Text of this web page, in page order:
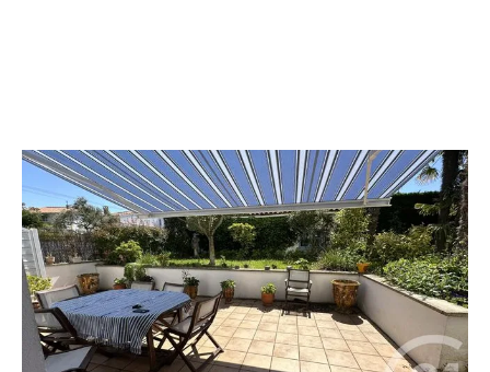
ROYAN 17
155,62 m2, 6 pièces
Ref : 8584
Maison à vendre
572 000 €
ROYAN à 350 mètres du Marché Central dans une rue